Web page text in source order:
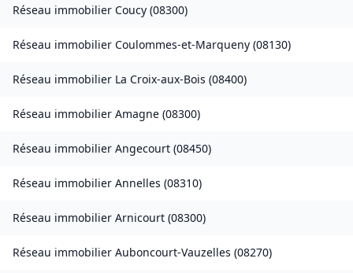
Réseau immobilier Coucy (08300)
Réseau immobilier Coulommes-et-Marqueny (08130)
Réseau immobilier La Croix-aux-Bois (08400)
Réseau immobilier Amagne (08300)
Réseau immobilier Angecourt (08450)
Réseau immobilier Annelles (08310)
Réseau immobilier Arnicourt (08300)
Réseau immobilier Auboncourt-Vauzelles (08270)